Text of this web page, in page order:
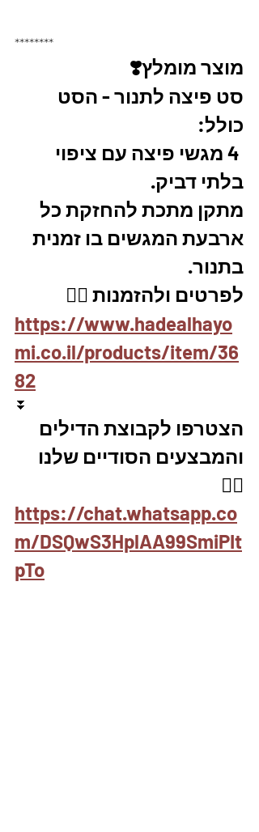
********
מוצר מומלץ❣️
סט פיצה לתנור - הסט
כולל:
4 מגשי פיצה עם ציפוי
בלתי דביק.
מתקן מתכת להחזקת כל
ארבעת המגשים בו זמנית
בתנור.
לפרטים ולהזמנות 👇🏼
https://www.hadealhayo
mi.co.il/products/item/36
82
⏬
הצטרפו לקבוצת הדילים
והמבצעים הסודיים שלנו
👇🏽
https://chat.whatsapp.co
m/DSQwS3HplAA99SmiPIt
pTo